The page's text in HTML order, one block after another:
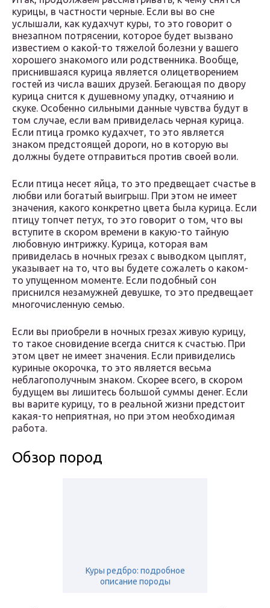
курицы, в частности черные. Если вы во сне
услышали, как кудахчут куры, то это говорит о
внезапном потрясении, которое будет вызвано
известием о какой-то тяжелой болезни у вашего
хорошего знакомого или родственника. Вообще,
приснившаяся курица является олицетворением
гостей из числа ваших друзей. Бегающая по двору
курица снится к душевному упадку, отчаянию и
скуке. Особенно сильными данные чувства будут в
том случае, если вам привиделась черная курица.
Если птица громко кудахчет, то это является
знаком предстоящей дороги, но в которую вы
должны будете отправиться против своей воли.
Если птица несет яйца, то это предвещает счастье в
любви или богатый выигрыш. При этом не имеет
значения, какого конкретно цвета была курица. Если
птицу топчет петух, то это говорит о том, что вы
вступите в скором времени в какую-то тайную
любовную интрижку. Курица, которая вам
привиделась в ночных грезах с выводком цыплят,
указывает на то, что вы будете сожалеть о каком-
то упущенном моменте. Если подобный сон
приснился незамужней девушке, то это предвещает
многочисленную семью.
Если вы приобрели в ночных грезах живую курицу,
то такое сновидение всегда снится к счастью. При
этом цвет не имеет значения. Если привиделись
куриные окорочка, то это является весьма
неблагополучным знаком. Скорее всего, в скором
будущем вы лишитесь большой суммы денег. Если
вы варите курицу, то в реальной жизни предстоит
какая-то неприятная, но при этом необходимая
работа.
Обзор пород
Куры редбро: подробное
описание породы